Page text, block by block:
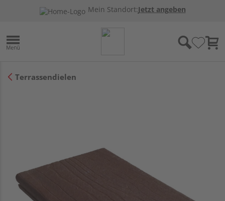
Mein Standort:Jetzt angeben
Terrassendielen